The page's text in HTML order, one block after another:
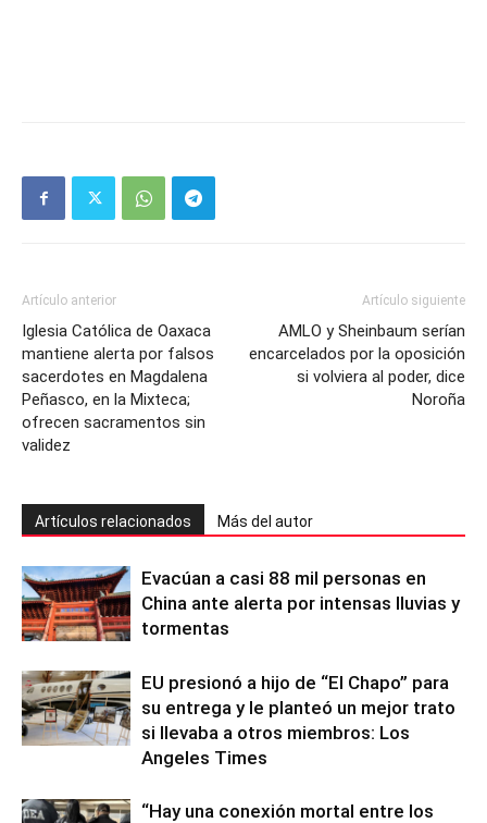
Artículo anterior
Iglesia Católica de Oaxaca
mantiene alerta por falsos
sacerdotes en Magdalena
Peñasco, en la Mixteca;
ofrecen sacramentos sin
validez
Artículo siguiente
AMLO y Sheinbaum serían
encarcelados por la oposición
si volviera al poder, dice
Noroña
Artículos relacionados Más del autor
Evacúan a casi 88 mil personas en
China ante alerta por intensas lluvias y
tormentas
EU presionó a hijo de “El Chapo” para
su entrega y le planteó un mejor trato
si llevaba a otros miembros: Los
Angeles Times
“Hay una conexión mortal entre los